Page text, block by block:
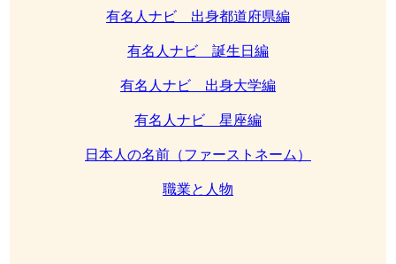
有名人ナビ 出身都道府県編
有名人ナビ 誕生日編
有名人ナビ 出身大学編
有名人ナビ 星座編
日本人の名前（ファーストネーム）
職業と人物